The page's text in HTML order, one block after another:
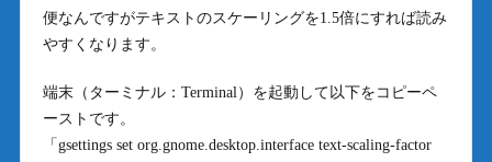
便なんですがテキストのスケーリングを1.5倍にすれば読み
やすくなります。
端末（ターミナル：Terminal）を起動して以下をコピーペ
ーストです。
「gsettings set org.gnome.desktop.interface text-scaling-factor